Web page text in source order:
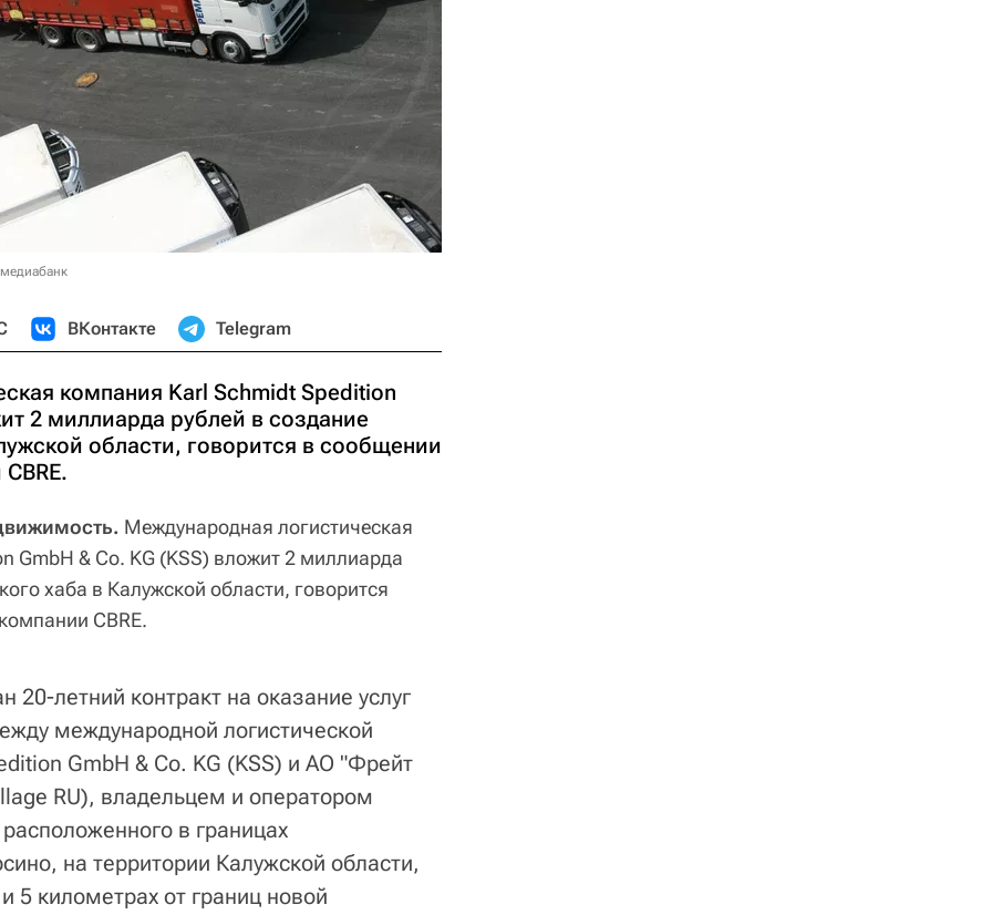
ВКонтакте Telegram
компания Karl Schmidt Spedition
2 миллиарда рублей в создание
области, говорится в сообщении
Международная логистическая
GmbH & Co. KG (KSS) вложит 2 миллиарда
хаба в Калужской области, говорится
CBRE.
20-летний контракт на оказание услуг
международной логистической
GmbH & Co. KG (KSS) и АО "Фрейт
RU), владельцем и оператором
в границах
на территории Калужской области,
5 километрах от границ новой